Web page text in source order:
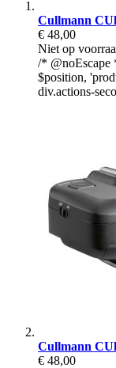
Cullmann
€ 48,00
Niet op
/* @noEscape
$position,
div.actions-
Cullmann
€ 48,00